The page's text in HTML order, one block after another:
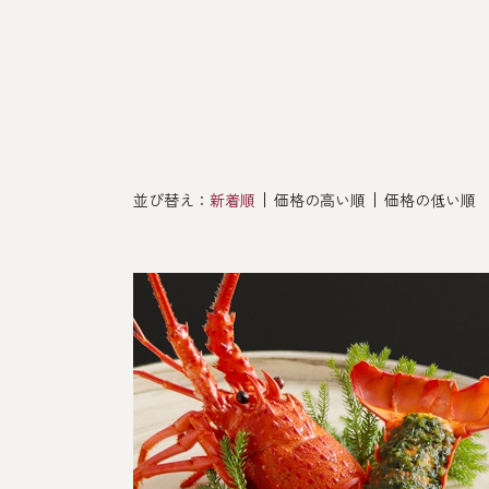
並び替え： 新着順 価格の高い順 価格の低い順